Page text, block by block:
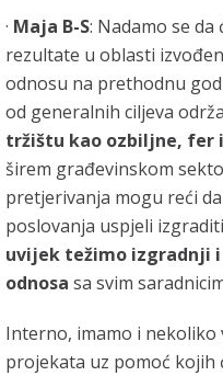
· Maja B-S: Nadamo se
rezultate u oblasti
odnosu na prethodnu
od generalnih ciljeva
tržištu kao ozbiljne, fer
širem građevinskom
pretjerivanja mogu reći
poslovanja uspjeli
uvijek težimo izgradnji
odnosa sa svim
Interno, imamo i
projekata uz pomoć kojih